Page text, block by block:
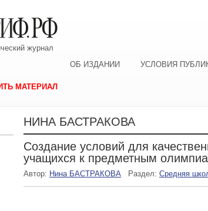
журнал
ОБ ИЗДАНИИ
УСЛОВИЯ
МАТЕРИАЛ
НИНА БАСТРАКОВА
Создание условий для
учащихся к предметным
Автор: Нина БАСТРАКОВА Раздел: Средняя